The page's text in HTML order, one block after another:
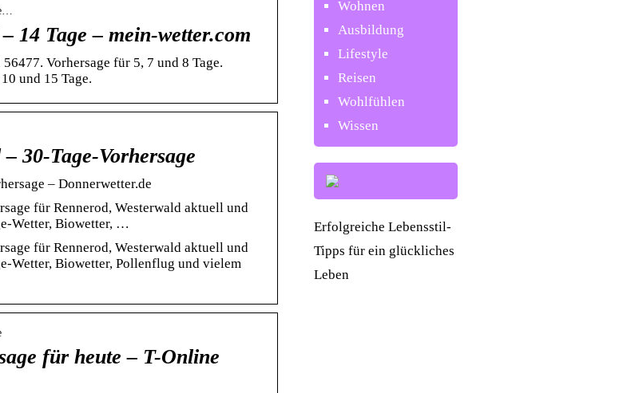
14 Tage – mein-wetter.com
Vorhersage für 5, 7 und 8 Tage.
und 15 Tage.
30-Tage-Vorhersage
– Donnerwetter.de
für Rennerod, Westerwald aktuell und
Wetter, Biowetter, …
für Rennerod, Westerwald aktuell und
Wetter, Biowetter, Pollenflug und vielem
für heute – T-Online
Wohnen
Ausbildung
Lifestyle
Reisen
Wohlfühlen
Wissen
Erfolgreiche Lebensstil-
Tipps für ein glückliches
Leben